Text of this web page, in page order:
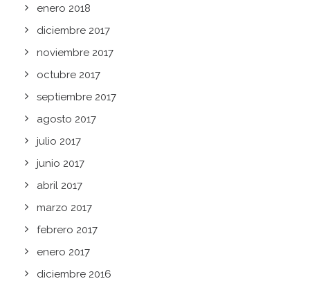
enero 2018
diciembre 2017
noviembre 2017
octubre 2017
septiembre 2017
agosto 2017
julio 2017
junio 2017
abril 2017
marzo 2017
febrero 2017
enero 2017
diciembre 2016